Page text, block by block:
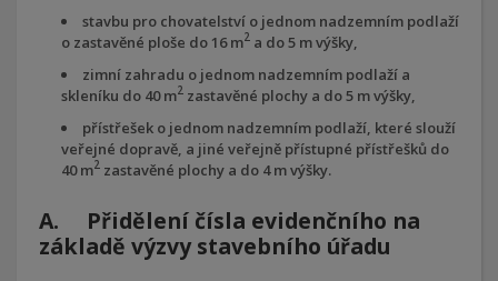
stavbu pro chovatelství o jednom nadzemním podlaží
o zastavěné ploše do 16 m2 a do 5 m výšky,
zimní zahradu o jednom nadzemním podlaží a
skleníku do 40 m2 zastavěné plochy a do 5 m výšky,
přístřešek o jednom nadzemním podlaží, které slouží
veřejné dopravě, a jiné veřejně přístupné přístřešků do
40 m2 zastavěné plochy a do 4 m výšky.
A. Přidělení čísla evidenčního na
základě výzvy stavebního úřadu